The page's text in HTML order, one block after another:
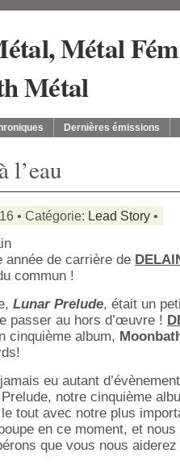
Dernières émissions
l’eau
• Catégorie: Lead Story •
année de carrière de
commun !
Lunar Prelude, était un
passer au hors d’œuvre !
cinquième album,
eu autant
notre cinquième
tout avec notre plus
en ce moment, et
que vous nous aiderez